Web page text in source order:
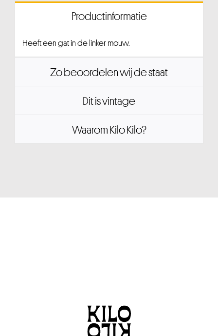
Productinformatie
Heeft een gat in de linker mouw.
Zo beoordelen wij de staat
Dit is vintage
Waarom Kilo Kilo?